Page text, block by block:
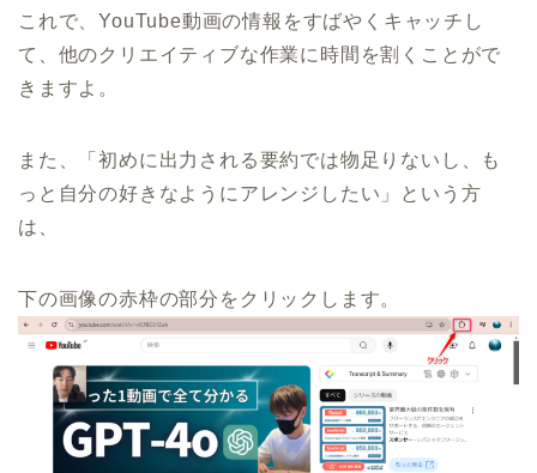
これで、YouTube動画の情報をすばやくキャッチし
て、他のクリエイティブな作業に時間を割くことがで
きますよ。
また、「初めに出力される要約では物足りないし、も
っと自分の好きなようにアレンジしたい」という方
は、
下の画像の赤枠の部分をクリックします。